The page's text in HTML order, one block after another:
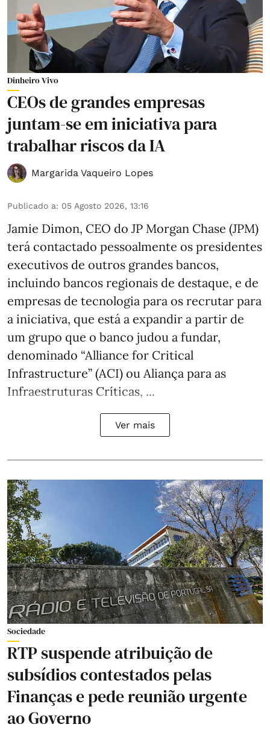
Dinheiro Vivo
CEOs de grandes empresas
juntam-se em iniciativa para
trabalhar riscos da IA
Margarida Vaqueiro Lopes
Publicado a: 05 Agosto 2026, 13:16
Jamie Dimon, CEO do JP Morgan Chase (JPM)
terá contactado pessoalmente os presidentes
executivos de outros grandes bancos,
incluindo bancos regionais de destaque, e de
empresas de tecnologia para os recrutar para
a iniciativa, que está a expandir a partir de
um grupo que o banco judou a fundar,
denominado “Alliance for Critical
Infrastructure” (ACI) ou Aliança para as
Infraestruturas Críticas, ...
Ver mais
Sociedade
RTP suspende atribuição de
subsídios contestados pelas
Finanças e pede reunião urgente
ao Governo